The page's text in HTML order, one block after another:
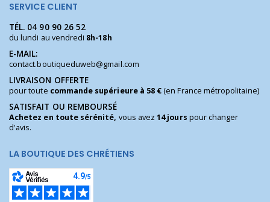
SERVICE CLIENT
TÉL. 04 90 90 26 52
du lundi au vendredi 8h-18h
E-MAIL:
contact.boutiqueduweb@gmail.com
LIVRAISON OFFERTE
pour toute commande supérieure à 58 €(en France métropolitaine)
SATISFAIT OU REMBOURSÉ
Achetez en toute sérénité, vous avez14 jours pour changer
d'avis.
LA BOUTIQUE DES CHRÉTIENS